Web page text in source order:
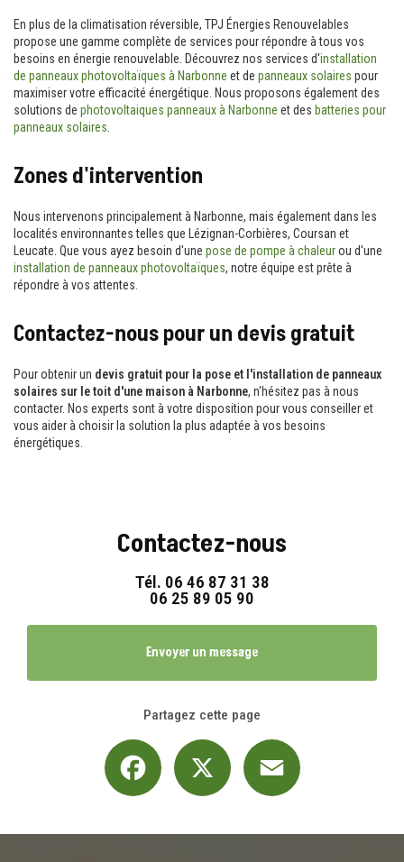
En plus de la climatisation réversible, TPJ Énergies Renouvelables
propose une gamme complète de services pour répondre à tous vos
besoins en énergie renouvelable. Découvrez nos services d'installation
de panneaux photovoltaïques à Narbonne et de panneaux solaires pour
maximiser votre efficacité énergétique. Nous proposons également des
solutions de photovoltaiques panneaux à Narbonne et des batteries pour
panneaux solaires
Zones d'intervention
Nous intervenons principalement à Narbonne, mais également dans les
localités environnantes telles que Lézignan-Corbières, Coursan et
Leucate. Que vous ayez besoin d'une pose de pompe à chaleurou d'une
installation de panneaux photovoltaïques, notre équipe est prête à
répondre à vos attentes.
Contactez-nous pour un devis gratuit
Pour obtenir un devis gratuit pour la pose et l'installation de panneaux
solaires sur le toit d'une maison à Narbonne, n'hésitez pas à nous
contacter. Nos experts sont à votre disposition pour vous conseiller et
vous aider à choisir la solution la plus adaptée à vos besoins
énergétiques.
Contactez-nous
Tél. 06 46 87 31 38
06 25 89 05 90
Envoyer un message
Partagez cette page
Facebook